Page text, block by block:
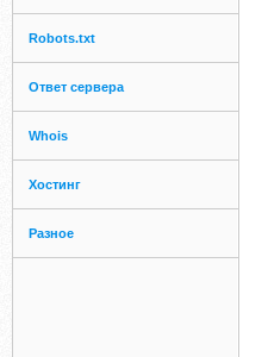
Robots.txt
Ответ сервера
Whois
Хостинг
Разное